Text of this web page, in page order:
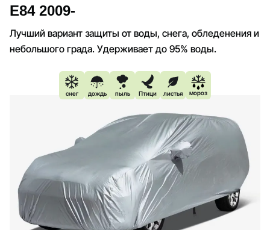
E84 2009-
Лучший вариант защиты от воды, снега, обледенения и
небольшого града. Удерживает до 95% воды.
снег дождь пыль Птици листья мороз